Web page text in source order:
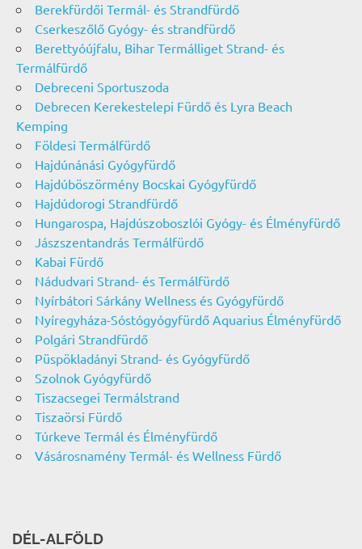
Berekfürdői Termál- és Strandfürdő
Cserkeszőlő Gyógy- és strandfürdő
Berettyóújfalu, Bihar Termálliget Strand- és
Termálfürdő
Debreceni Sportuszoda
Debrecen Kerekestelepi Fürdő és Lyra Beach
Kemping
Földesi Termálfürdő
Hajdúnánási Gyógyfürdő
Hajdúböszörmény Bocskai Gyógyfürdő
Hajdúdorogi Strandfürdő
Hungarospa, Hajdúszoboszlói Gyógy- és Élményfürdő
Jászszentandrás Termálfürdő
Kabai Fürdő
Nádudvari Strand- és Termálfürdő
Nyírbátori Sárkány Wellness és Gyógyfürdő
Nyíregyháza-Sóstógyógyfürdő Aquarius Élményfürdő
Polgári Strandfürdő
Püspökladányi Strand- és Gyógyfürdő
Szolnok Gyógyfürdő
Tiszacsegei Termálstrand
Tiszaörsi Fürdő
Túrkeve Termál és Élményfürdő
Vásárosnamény Termál- és Wellness Fürdő
DÉL-ALFÖLD